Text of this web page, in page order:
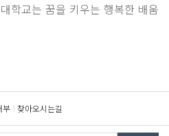
학교는 꿈을 키우는 행복한 배움
부 찾아오시는길